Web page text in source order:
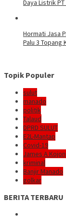
Daya Listrik
Hormati Jasa
Palu 3 Topang
Topik Populer
sulut
manado
politik
Talaud
DPRD SULUT
E2L-Mantap
Covid-19
James A
kriminal
Banjir Manado
golkar
BERITA TERBARU